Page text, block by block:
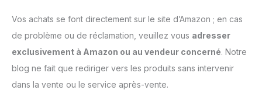
Vos achats se font directement sur le site d’Amazon ; en cas
de problème ou de réclamation, veuillez vous adresser
exclusivement à Amazon ou au vendeur concerné. Notre
blog ne fait que rediriger vers les produits sans intervenir
dans la vente ou le service après-vente.